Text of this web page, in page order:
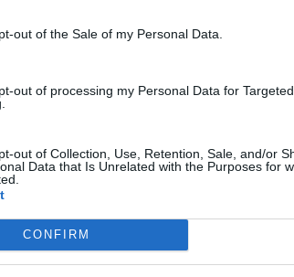
out of the Sale of my Personal Data.
out of processing my Personal Data for Targeted
out of Collection, Use, Retention, Sale, and/or
Data that Is Unrelated with the Purposes for
CONFIRM